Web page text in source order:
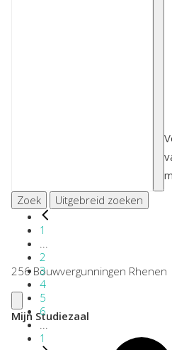
Zoek
Uitgebreid zoeken
1
2
3
4
5
6
...
1
256 Bouwvergunningen Rhenen
Mijn Studiezaal